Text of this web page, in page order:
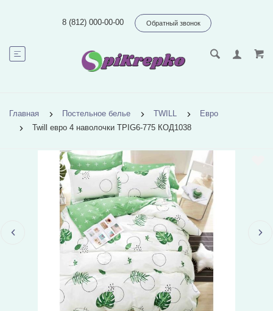
8 (812) 000-00-00 Обратный звонок
Главная Постельное белье TWILL
Евро
Twill евро 4 наволочки TPIG6-775 КОД1038